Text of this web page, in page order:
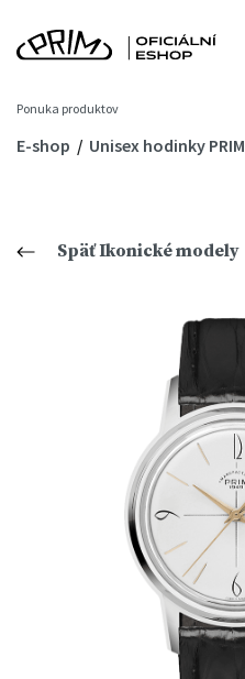
Ponuka produktov
E-shop Unisex hodinky PRIM
Späť Ikonické modely